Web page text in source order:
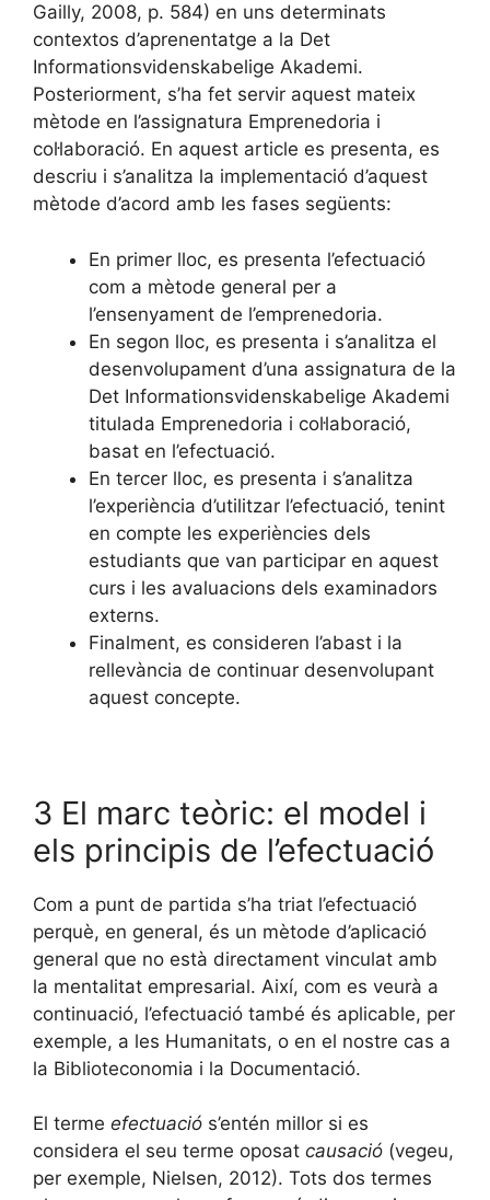
Gailly, 2008, p. 584) en uns determinats
contextos d’aprenentatge a la Det
Informationsvidenskabelige Akademi.
Posteriorment, s’ha fet servir aquest mateix
mètode en l’assignatura Emprenedoria i
col·laboració. En aquest article es presenta, es
descriu i s’analitza la implementació d’aquest
mètode d’acord amb les fases següents:
En primer lloc, es presenta l’efectuació
com a mètode general per a
l’ensenyament de l’emprenedoria.
En segon lloc, es presenta i s’analitza el
desenvolupament d’una assignatura de la
Det Informationsvidenskabelige Akademi
titulada Emprenedoria i col·laboració,
basat en l’efectuació.
En tercer lloc, es presenta i s’analitza
l’experiència d’utilitzar l’efectuació, tenint
en compte les experiències dels
estudiants que van participar en aquest
curs i les avaluacions dels examinadors
externs.
Finalment, es consideren l’abast i la
rellevància de continuar desenvolupant
aquest concepte.
3 El marc teòric: el model i
els principis de l’efectuació
Com a punt de partida s’ha triat l’efectuació
perquè, en general, és un mètode d’aplicació
general que no està directament vinculat amb
la mentalitat empresarial. Així, com es veurà a
continuació, l’efectuació també és aplicable, per
exemple, a les Humanitats, o en el nostre cas a
la Biblioteconomia i la Documentació.
El terme efectuació s’entén millor si es
considera el seu terme oposat causació (vegeu,
per exemple, Nielsen, 2012). Tots dos termes